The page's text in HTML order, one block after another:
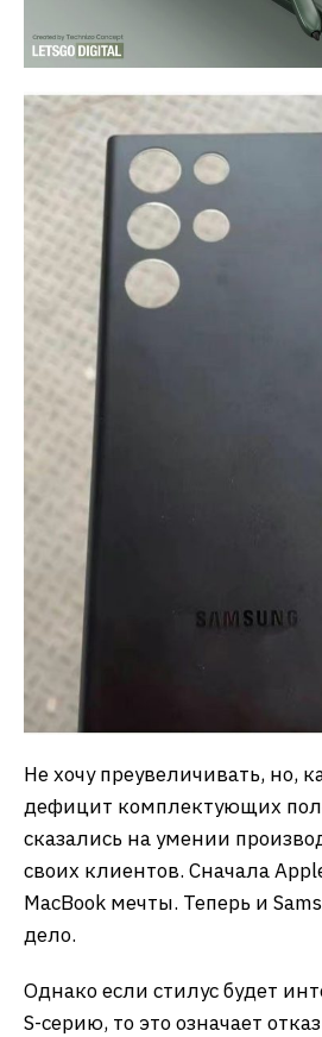
Не хочу преувеличивать, но,
дефицит комплектующих
сказались на умении
своих клиентов. Сначала
MacBook мечты. Теперь и
дело.
Однако если стилус будет
S-серию, то это означает